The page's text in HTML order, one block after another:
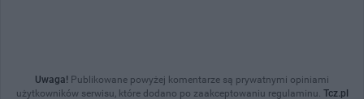
Uwaga! Publikowane powyżej komentarze są prywatnymi opiniami
użytkowników serwisu, które dodano po zaakceptowaniu regulaminu. Tcz.pl